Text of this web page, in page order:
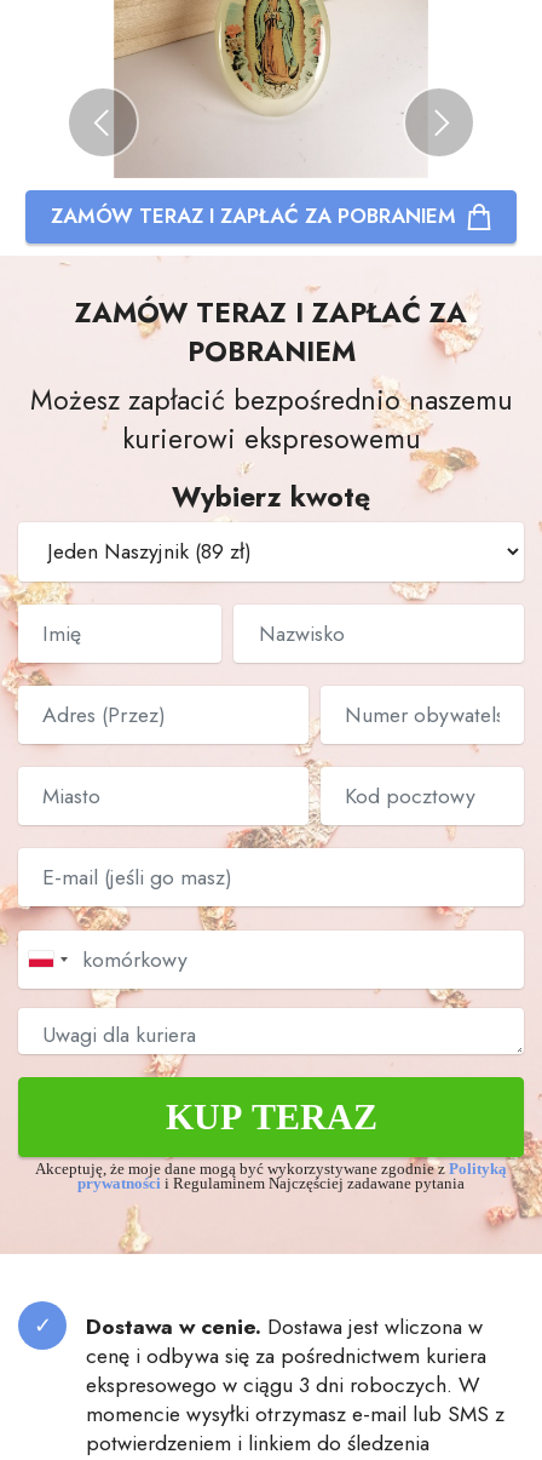
Previous Next
ZAMÓW TERAZ I ZAPŁAĆ ZA POBRANIEM
ZAMÓW TERAZ I ZAPŁAĆ ZA
POBRANIEM
Możesz zapłacić bezpośrednio naszemu
kurierowi ekspresowemu
Wybierz kwotę
KUP TERAZ
Akceptuję, że moje dane mogą być wykorzystywane zgodnie z Polityką
prywatności i Regulaminem Najczęściej zadawane pytania
Dostawa w cenie. Dostawa jest wliczona w
cenę i odbywa się za pośrednictwem kuriera
ekspresowego w ciągu 3 dni roboczych. W
momencie wysyłki otrzymasz e-mail lub SMS z
potwierdzeniem i linkiem do śledzenia